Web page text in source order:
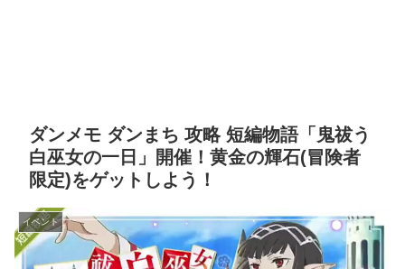
ダンメモ ダンまち 攻略 短編物語「鬼祓う
白巫女の一日」開催！黄金の輝石(冒険者
限定)をゲットしよう！
イベント